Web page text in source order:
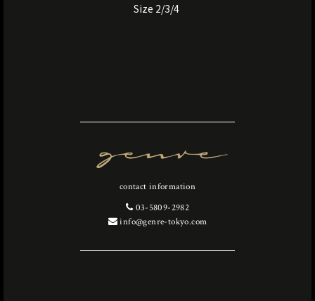
Size 2/3/4
contact information
03-5809-2982
info@genre-tokyo.com